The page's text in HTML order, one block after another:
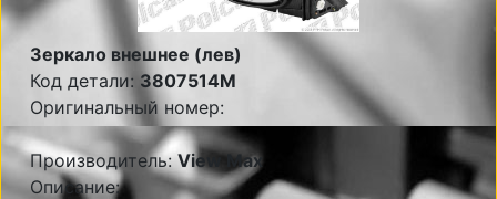
Зеркало внешнее (лев)
Код детали: 3807514M
Оригинальный номер:
Производитель:View Max
Описание: